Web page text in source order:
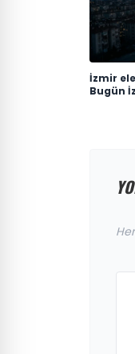
İzmir
Bugün